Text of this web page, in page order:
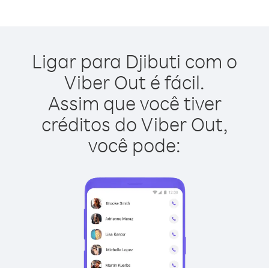
Ligar para Djibuti com o
Viber Out é fácil.
Assim que você tiver
créditos do Viber Out,
você pode: